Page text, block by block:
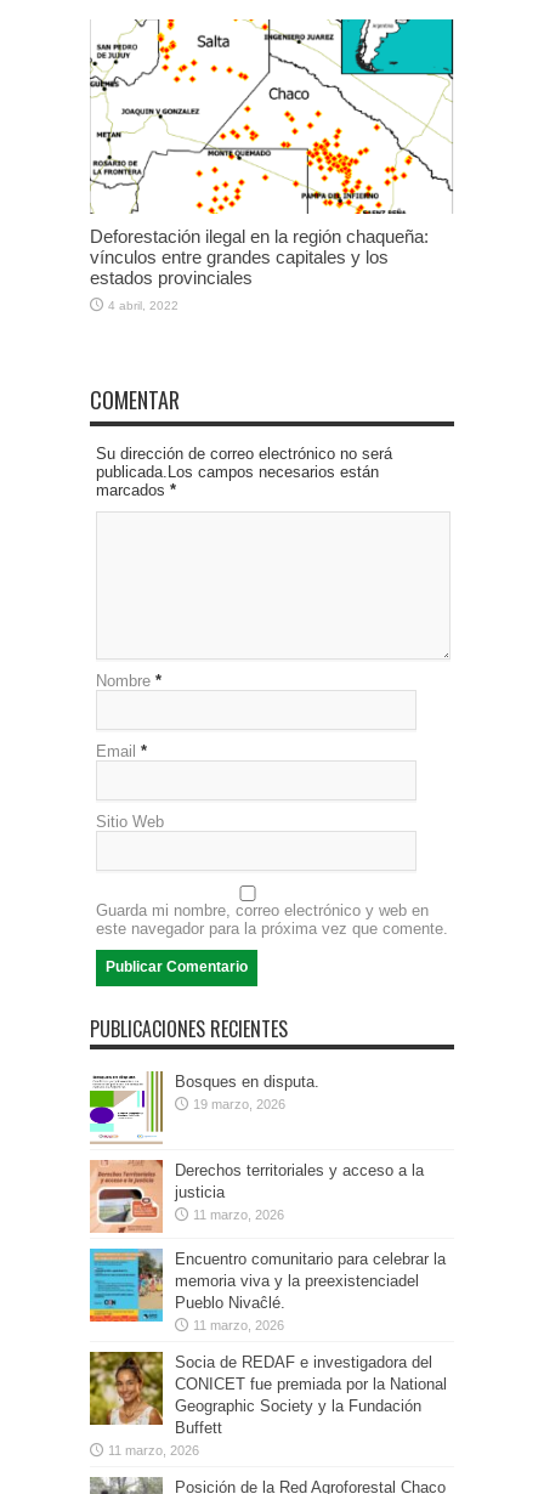
Deforestación ilegal en la región chaqueña:
vínculos entre grandes capitales y los
estados provinciales
4 abril, 2022
COMENTAR
Su dirección de correo electrónico no será
publicada.Los campos necesarios están
marcados *
Nombre *
Email *
Sitio Web
Guarda mi nombre, correo electrónico y web en
este navegador para la próxima vez que comente.
PUBLICACIONES RECIENTES
Bosques en disputa.
19 marzo, 2026
Derechos territoriales y acceso a la
justicia
11 marzo, 2026
Encuentro comunitario para celebrar la
memoria viva y la preexistenciadel
Pueblo Nivaĉlé.
11 marzo, 2026
Socia de REDAF e investigadora del
CONICET fue premiada por la National
Geographic Society y la Fundación
Buffett
11 marzo, 2026
Posición de la Red Agroforestal Chaco